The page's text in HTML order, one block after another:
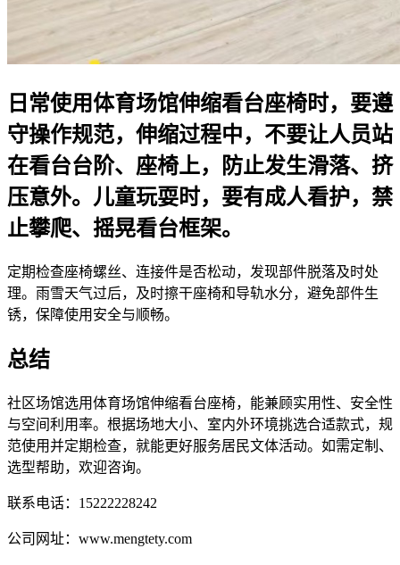
日常使用体育场馆伸缩看台座椅时，要遵
守操作规范，伸缩过程中，不要让人员站
在看台台阶、座椅上，防止发生滑落、挤
压意外。儿童玩耍时，要有成人看护，禁
止攀爬、摇晃看台框架。
定期检查座椅螺丝、连接件是否松动，发现部件脱落及时处
理。雨雪天气过后，及时擦干座椅和导轨水分，避免部件生
锈，保障使用安全与顺畅。
总结
社区场馆选用体育场馆伸缩看台座椅，能兼顾实用性、安全性
与空间利用率。根据场地大小、室内外环境挑选合适款式，规
范使用并定期检查，就能更好服务居民文体活动。如需定制、
选型帮助，欢迎咨询。
联系电话：15222228242
公司网址：www.mengtety.com